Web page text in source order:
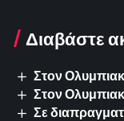
Διαβάστε
Στον
Στον
Σε